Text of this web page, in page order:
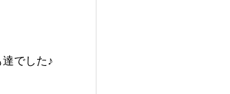
でした♪